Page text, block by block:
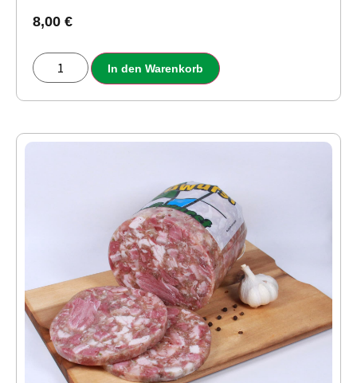
8,00 €
In den Warenkorb